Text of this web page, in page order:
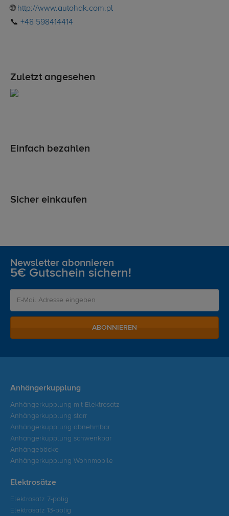
🌐 http://www.autohak.com.pl
📞 +48 598414414
Zuletzt angesehen
Einfach bezahlen
Sicher einkaufen
Newsletter abonnieren
5€ Gutschein sichern!
ABONNIEREN
Anhängerkupplung
Anhängerkupplung mit Elektrosatz
Anhängerkupplung starr
Anhängerkupplung abnehmbar
Anhängerkupplung schwenkbar
Anhängeböcke
Anhängerkupplung Wohnmobile
Elektrosätze
Elektrosatz 7-polig
Elektrosatz 13-polig